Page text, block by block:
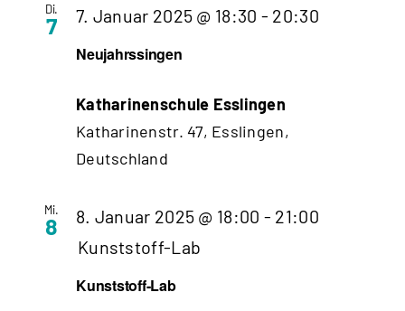
Di.
7
Neujahrssingen
7. Januar 2025 @ 18:30 - 20:30
Katharinenschule Esslingen
Katharinenstr. 47, Esslingen,
Deutschland
Mi.
8
Kunststoff-Lab
8. Januar 2025 @ 18:00 - 21:00
Kunststoff-Lab